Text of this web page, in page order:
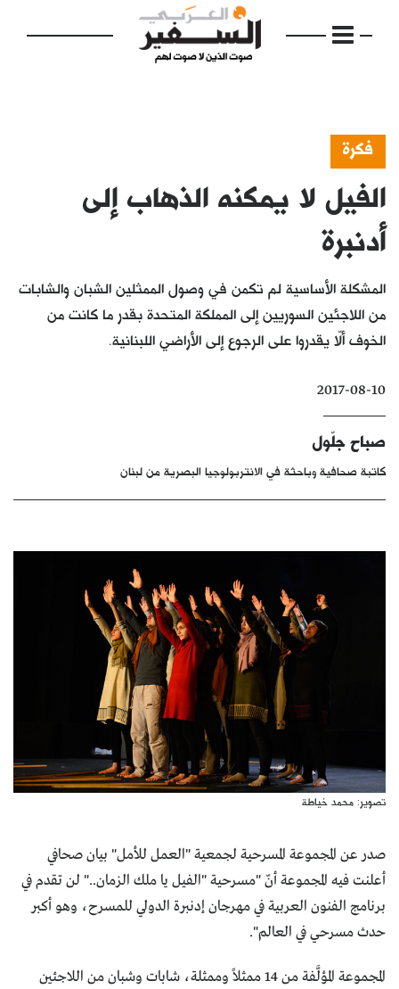
الرئيسية
مواضيع
فكرة
دفاتر
بالصورة
كتّابنا
الأرشيف
فكرة
الفيل لا يمكنه الذهاب إلى
أدنبرة
المشكلة الأساسية لم تكمن في وصول الممثلين الشبان والشابات
من اللاجئين السوريين إلى المملكة المتحدة بقدر ما كانت من
الخوف ألّا يقدروا على الرجوع إلى الأراضي اللبنانية.
2017-08-10
صباح جلّول
كاتبة صحافية وباحثة في الانتربولوجيا البصرية من لبنان
تصوير: محمد خياطة
صدر عن المجموعة المسرحية لجمعية "العمل للأمل" بيان صحافي
أعلنت فيه المجموعة أنّ "مسرحية "الفيل يا ملك الزمان.." لن تقدم في
برنامج الفنون العربية في مهرجان إدنبرة الدولي للمسرح، وهو أكبر
حدث مسرحي في العالم".
المجموعة المؤلَّفة من 14 ممثلاً وممثلة، شابات وشبان من اللاجئين